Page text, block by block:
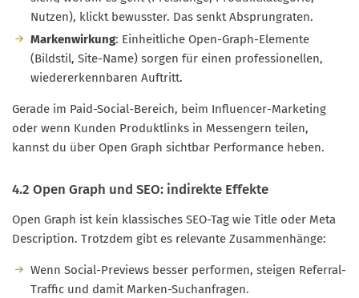
Nutzen), klickt bewusster. Das senkt Absprungraten.
Markenwirkung: Einheitliche Open-Graph-Elemente
(Bildstil, Site-Name) sorgen für einen professionellen,
wiedererkennbaren Auftritt.
Gerade im Paid-Social-Bereich, beim Influencer-Marketing
oder wenn Kunden Produktlinks in Messengern teilen,
kannst du über Open Graph sichtbar Performance heben.
4.2 Open Graph und SEO: indirekte Effekte
Open Graph ist kein klassisches SEO-Tag wie Title oder Meta
Description. Trotzdem gibt es relevante Zusammenhänge:
Wenn Social-Previews besser performen, steigen Referral-
Traffic und damit Marken-Suchanfragen.